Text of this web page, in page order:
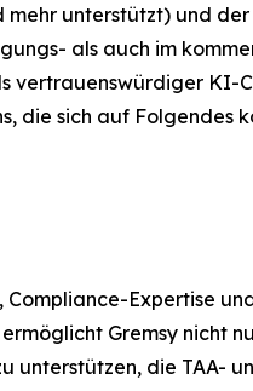
mehr unterstützt) und
als auch im
vertrauenswürdiger
die sich auf Folgendes
Expertise
Gremsy nicht
unterstützen, die TAA-